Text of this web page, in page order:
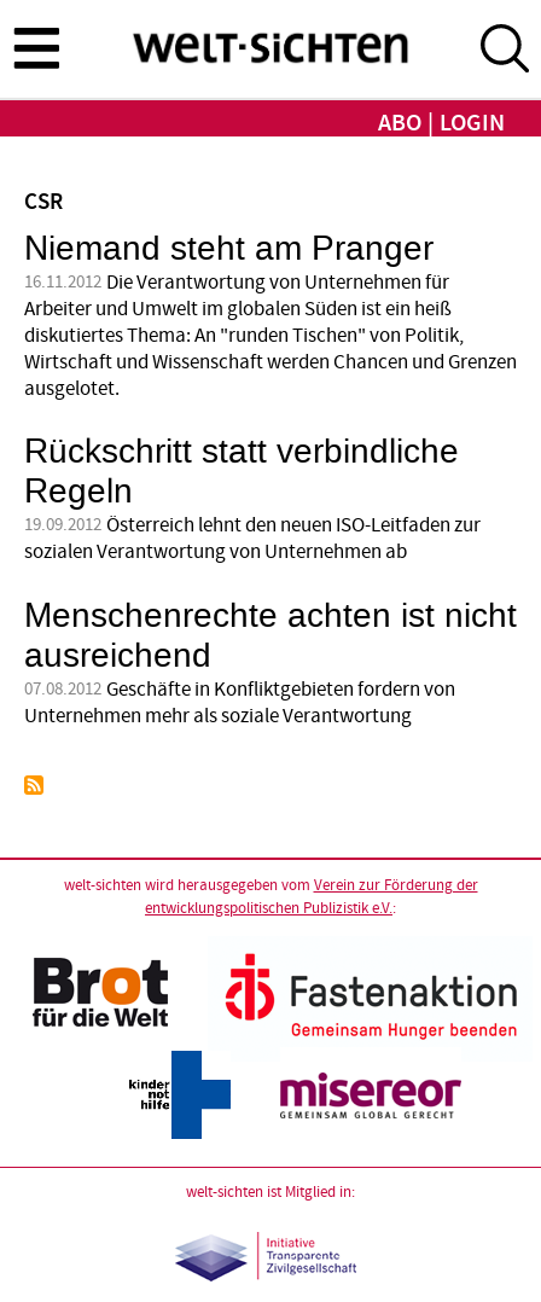
zum
Inhalt
ABO LOGIN
CSR
Niemand steht am Pranger
16.11.2012 Die Verantwortung von Unternehmen für
Arbeiter und Umwelt im globalen Süden ist ein heiß
diskutiertes Thema: An "runden Tischen" von Politik,
Wirtschaft und Wissenschaft werden Chancen und Grenzen
ausgelotet.
Rückschritt statt verbindliche
Regeln
19.09.2012 Österreich lehnt den neuen ISO-Leitfaden zur
sozialen Verantwortung von Unternehmen ab
Menschenrechte achten ist nicht
ausreichend
07.08.2012 Geschäfte in Konfliktgebieten fordern von
Unternehmen mehr als soziale Verantwortung
welt-sichten wird herausgegeben vom Verein zur Förderung der
entwicklungspolitischen Publizistik e.V.:
welt-sichten ist Mitglied in: